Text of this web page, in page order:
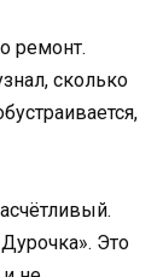
ремонт.
сколько
Это